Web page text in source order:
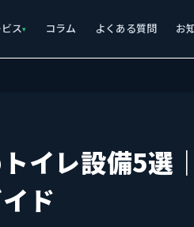
ス コラム よくある質問 お
イレ設備5選
ド